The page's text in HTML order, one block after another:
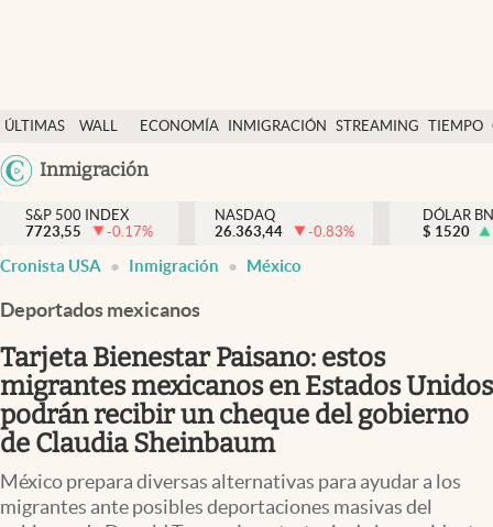
ÚLTIMAS
NOTICIAS
WALL
Y
DÓLAR
ECONOMÍA INMIGRACIÓN STREAMING TIEMPO
México
Inmigración
Finanzas y economía
Wall Street y dólar
Inmigración
Espiritual
Streaming
Lifestyle
S&P 500 INDEX
7723,55
-0.17%
NASDAQ
26.363,44
-0.83%
DÓLAR
$ 1520
Cronista USA Inmigración México
Deportados mexicanos
Tarjeta Bienestar Paisano: estos
migrantes mexicanos en Estados Unidos
podrán recibir un cheque del gobierno
de Claudia Sheinbaum
México prepara diversas alternativas para ayudar a los
migrantes ante posibles deportaciones masivas del